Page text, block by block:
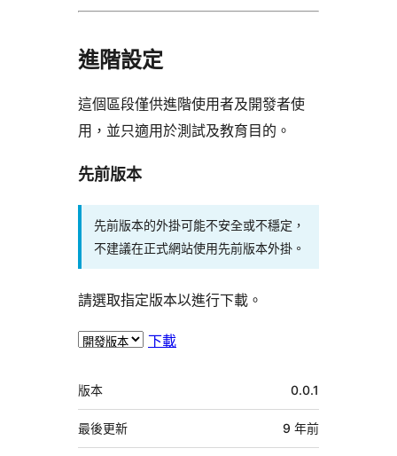
進階設定
這個區段僅供進階使用者及開發者使
用，並只適用於測試及教育目的。
先前版本
先前版本的外掛可能不安全或不穩定，
不建議在正式網站使用先前版本外掛。
請選取指定版本以進行下載。
下載
中
繼
資
版本 0.0.1
最後更新 9 年前